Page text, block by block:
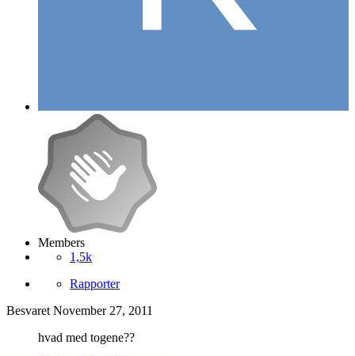
Members
1,5k
Rapporter
Besvaret November 27, 2011
hvad med togene??